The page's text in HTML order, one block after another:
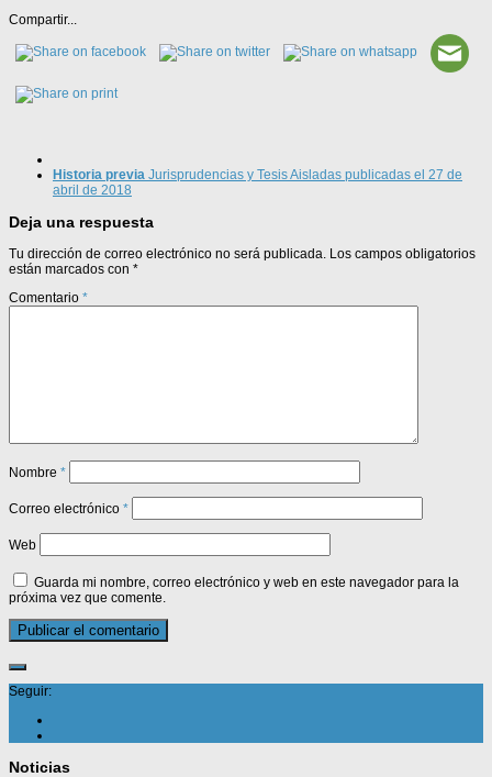
Compartir...
Historia previa Jurisprudencias y Tesis Aisladas publicadas el 27 de
abril de 2018
Deja una respuesta
Tu dirección de correo electrónico no será publicada. Los campos obligatorios
están marcados con *
Comentario *
Nombre *
Correo electrónico *
Web
Guarda mi nombre, correo electrónico y web en este navegador para la
próxima vez que comente.
Seguir:
Noticias